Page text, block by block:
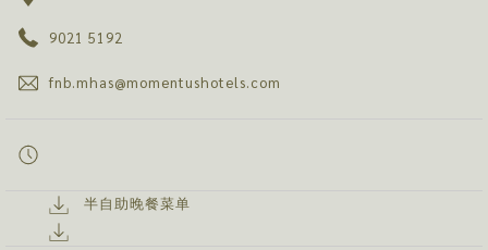
9021 5192
fnb.mhas@momentushotels.com
半自助晚餐菜单